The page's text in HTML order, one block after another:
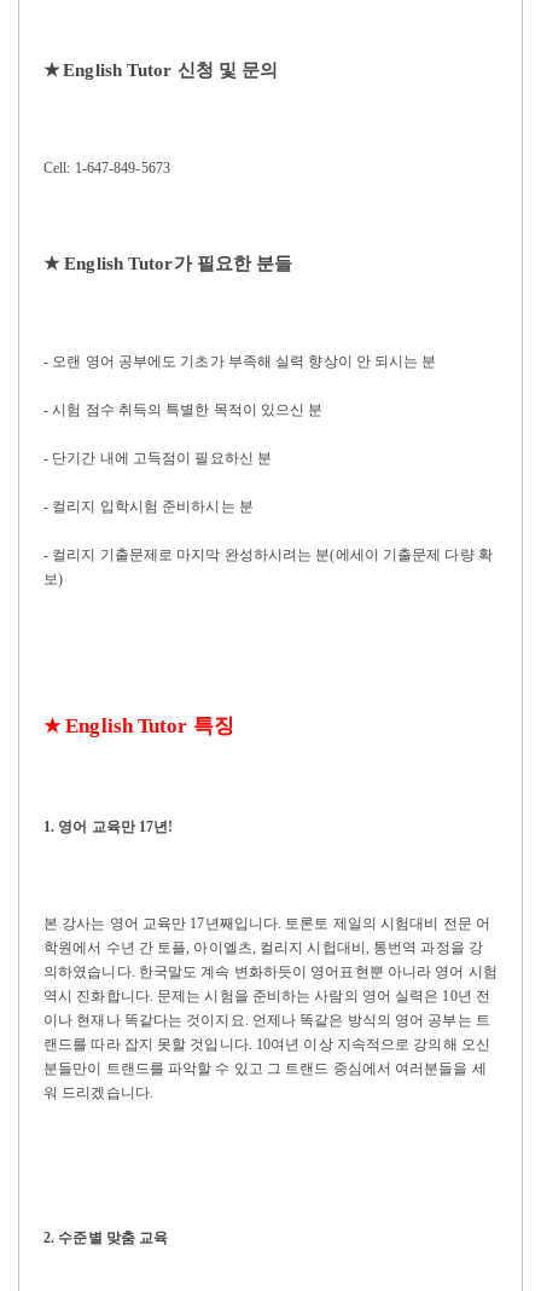
★English Tutor 신청 및 문의
Cell: 1-647-849-5673
★English Tutor가 필요한 분들
- 오랜 영어 공부에도 기초가 부족해 실력 향상이 안 되시는 분
-시험 점수 취득의 특별한 목적이 있으신 분
- 단기간 내에 고득점이 필요하신 분
- 컬리지 입학시험 준비하시는 분
- 컬리지 기출문제로 마지막 완성하시려는 분(에세이 기출문제 다량 확
보)
★English Tutor 특징
1. 영어 교육만 17년!
본 강사는 영어 교육만 17년째입니다 토론토 제일의 시험대비 전문 어
학원에서 수년 간 토플 아이엘츠 컬리지 시헙대비
통번역 과정을 강
의하였습니다. 한국말도 계속 변화하듯이 영어표현뿐 아니라 영어 시험
역시 진화합니다. 문제는 시험을 준비하는 사람의 영어 실력은 10년 전
이나 현재나 똑같다는 것이지요
언제나 똑같은 방식의 영어 공부는 트
랜드를 따라 잡지 못할 것입니다. 10여년 이상 지속적으로 강의해 오신
분들만이 트랜드를 파악할 수 있고 그 트랜드 중심에서 여러분들을 세
워 드리겠습니다.
2. 수준별 맞춤 교육